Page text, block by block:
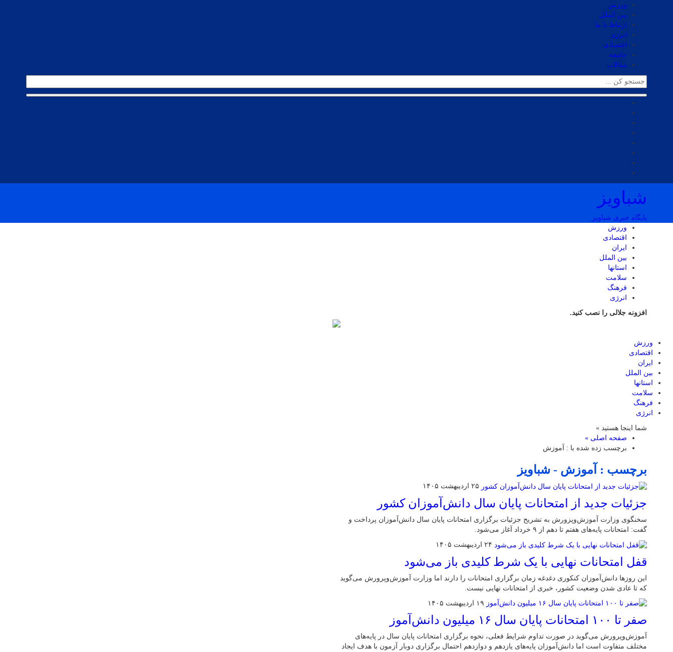
ورزش
بین الملل
ارتباط با ما
انرژی
اقتصادی
جامعه
مقالات
شباویز
پایگاه خبری شباویز
ورزش
اقتصادی
ایران
بین الملل
استانها
سلامت
فرهنگ
انرژی
افزونه جلالی را نصب کنید.
ورزش
اقتصادی
ایران
بین الملل
استانها
سلامت
فرهنگ
انرژی
شما اینجا هستید »
صفحه اصلی »
برچسب زده شده با : آموزش
برچسب : آموزش - شباویز
۲۵ اردیبهشت ۱۴۰۵
جزئیات جدید از امتحانات پایان سال دانش‌آموزان کشور
سخنگوی وزارت آموزش‌وپزورش به تشریح جزئیات برگزاری امتحانات پایان سال دانش‌آموزان پرداخت و
گفت: امتحانات پایه‌های هفتم تا دهم از ۹ خرداد آغاز می‌شود.
۲۴ اردیبهشت ۱۴۰۵
قفل امتحانات نهایی با یک شرط کلیدی باز می‌شود
این روزها دانش‌آموزان کنکوری دغدغه زمان برگزاری امتحانات را دارند اما وزارت آموزش‌وپرورش می‌گوید
که تا عادی شدن وضعیت کشور، خبری از امتحانات نهایی نیست.
۱۹ اردیبهشت ۱۴۰۵
صفر تا ۱۰۰ امتحانات پایان سال ۱۶ میلیون دانش‌آموز
آموزش‌وپرورش می‌گوید در صورت تداوم شرایط فعلی، نحوه برگزاری امتحانات پایان سال در پایه‌های
مختلف متفاوت است اما دانش‌آموزان پایه‌های یازدهم و دوازدهم احتمال برگزاری دوبار آزمون با هدف ایجاد